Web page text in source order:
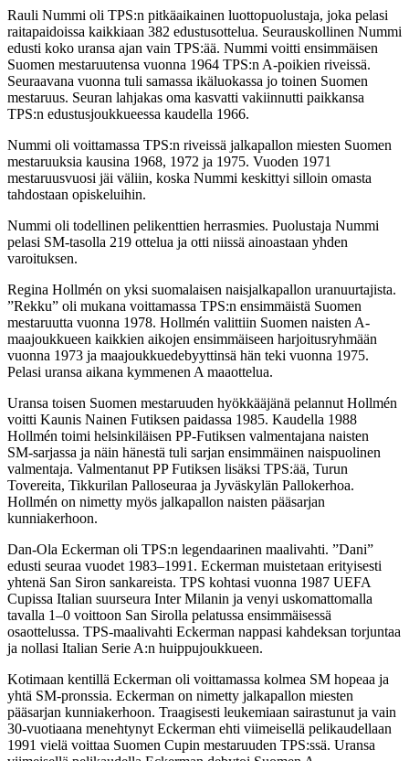
Rauli Nummi oli TPS:n pitkäaikainen luottopuolustaja, joka pelasi
raitapaidoissa kaikkiaan 382 edustusottelua. Seurauskollinen Nummi
edusti koko uransa ajan vain TPS:ää. Nummi voitti ensimmäisen
Suomen mestaruutensa vuonna 1964 TPS:n A-poikien riveissä.
Seuraavana vuonna tuli samassa ikäluokassa jo toinen Suomen
mestaruus. Seuran lahjakas oma kasvatti vakiinnutti paikkansa
TPS:n edustusjoukkueessa kaudella 1966.
Nummi oli voittamassa TPS:n riveissä jalkapallon miesten Suomen
mestaruuksia kausina 1968, 1972 ja 1975. Vuoden 1971
mestaruusvuosi jäi väliin, koska Nummi keskittyi silloin omasta
tahdostaan opiskeluihin.
Nummi oli todellinen pelikenttien herrasmies. Puolustaja Nummi
pelasi SM-tasolla 219 ottelua ja otti niissä ainoastaan yhden
varoituksen.
Regina Hollmén on yksi suomalaisen naisjalkapallon uranuurtajista.
”Rekku” oli mukana voittamassa TPS:n ensimmäistä Suomen
mestaruutta vuonna 1978. Hollmén valittiin Suomen naisten A-
maajoukkueen kaikkien aikojen ensimmäiseen harjoitusryhmään
vuonna 1973 ja maajoukkuedebyyttinsä hän teki vuonna 1975.
Pelasi uransa aikana kymmenen A maaottelua.
Uransa toisen Suomen mestaruuden hyökkääjänä pelannut Hollmén
voitti Kaunis Nainen Futiksen paidassa 1985. Kaudella 1988
Hollmén toimi helsinkiläisen PP-Futiksen valmentajana naisten
SM-sarjassa ja näin hänestä tuli sarjan ensimmäinen naispuolinen
valmentaja. Valmentanut PP Futiksen lisäksi TPS:ää, Turun
Tovereita, Tikkurilan Palloseuraa ja Jyväskylän Pallokerhoa.
Hollmén on nimetty myös jalkapallon naisten pääsarjan
kunniakerhoon.
Dan-Ola Eckerman oli TPS:n legendaarinen maalivahti. ”Dani”
edusti seuraa vuodet 1983–1991. Eckerman muistetaan erityisesti
yhtenä San Siron sankareista. TPS kohtasi vuonna 1987 UEFA
Cupissa Italian suurseura Inter Milanin ja venyi uskomattomalla
tavalla 1–0 voittoon San Sirolla pelatussa ensimmäisessä
osaottelussa. TPS-maalivahti Eckerman nappasi kahdeksan torjuntaa
ja nollasi Italian Serie A:n huippujoukkueen.
Kotimaan kentillä Eckerman oli voittamassa kolmea SM hopeaa ja
yhtä SM-pronssia. Eckerman on nimetty jalkapallon miesten
pääsarjan kunniakerhoon. Traagisesti leukemiaan sairastunut ja vain
30-vuotiaana menehtynyt Eckerman ehti viimeisellä pelikaudellaan
1991 vielä voittaa Suomen Cupin mestaruuden TPS:ssä. Uransa